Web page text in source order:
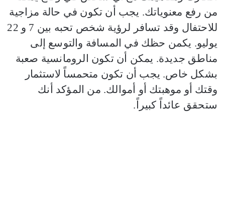
من رفع معنوياتك. يجب أن تكون في حالة مزاجية
للاحتفال وقد تسافر لرؤية شخص تحبه بين 7 و 22
يوليو. يكمن حظك في المسافة والتوسع إلى
مناطق جديدة. يمكن أن تكون الرومانسية صعبة
بشكل خاص. يجب أن تكون متحمساً لاستثمار
وقتك أو موهبتك أو أموالك. من المؤكد أنك
ستحقق عائداً كبيراً.